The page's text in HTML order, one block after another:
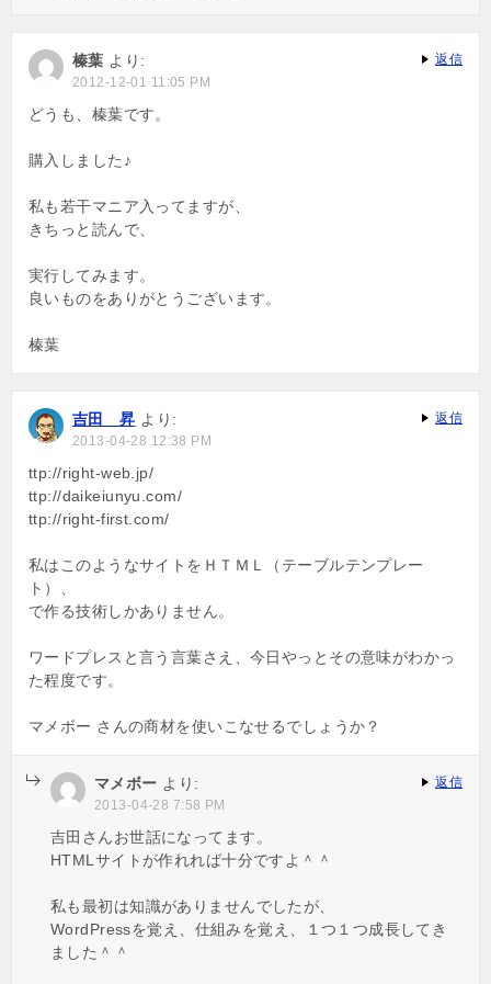
榛葉 より:
2012-12-01 11:05 PM
どうも、榛葉です。
購入しました♪
私も若干マニア入ってますが、
きちっと読んで、
実行してみます。
良いものをありがとうございます。
榛葉
返信
吉田 昇 より:
2013-04-28 12:38 PM
ttp://right-web.jp/
ttp://daikeiunyu.com/
ttp://right-first.com/
私はこのようなサイトをＨＴＭＬ（テーブルテンプレー
ト）、
で作る技術しかありません。
ワードプレスと言う言葉さえ、今日やっとその意味がわかっ
た程度です。
マメボー さんの商材を使いこなせるでしょうか？
返信
マメボー より:
2013-04-28 7:58 PM
吉田さんお世話になってます。
HTMLサイトが作れれば十分ですよ＾＾
私も最初は知識がありませんでしたが、
WordPressを覚え、仕組みを覚え、１つ１つ成長してき
ました＾＾
返信